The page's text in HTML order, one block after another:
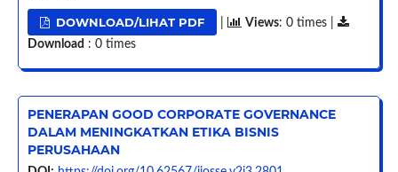
DOWNLOAD/LIHAT PDF Views: 0 times |
Download : 0 times
PENERAPAN GOOD CORPORATE GOVERNANCE
DALAM MENINGKATKAN ETIKA BISNIS
PERUSAHAAN